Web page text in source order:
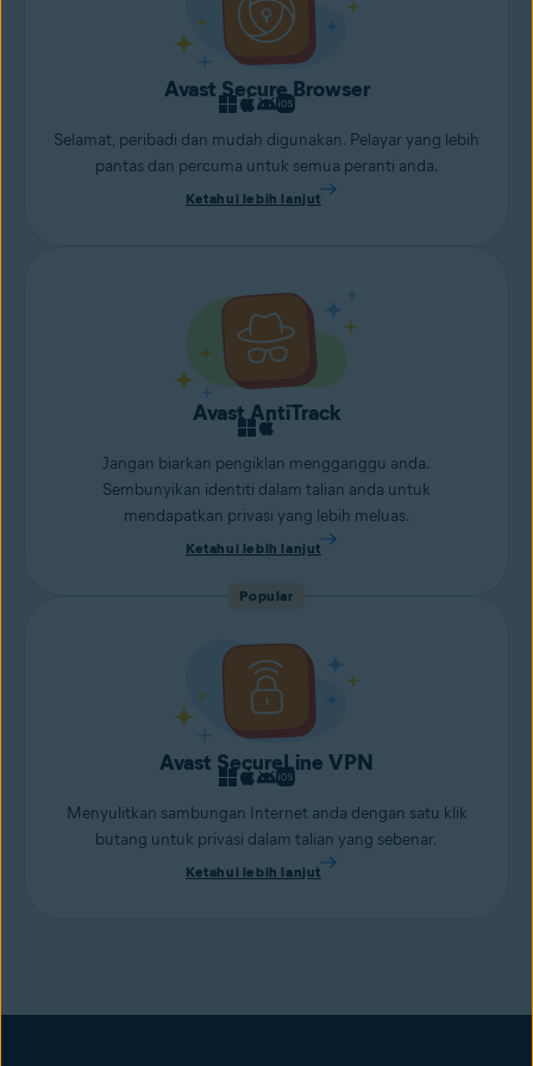
Avast Secure Browser
Selamat, peribadi dan mudah digunakan. Pelayar yang lebih
pantas dan percuma untuk semua peranti anda.
Ketahui lebih lanjut
Avast AntiTrack
Jangan biarkan pengiklan mengganggu anda.
Sembunyikan identiti dalam talian anda untuk
mendapatkan privasi yang lebih meluas.
Ketahui lebih lanjut
Popular
Avast SecureLine VPN
Menyulitkan sambungan Internet anda dengan satu klik
butang untuk privasi dalam talian yang sebenar.
Ketahui lebih lanjut